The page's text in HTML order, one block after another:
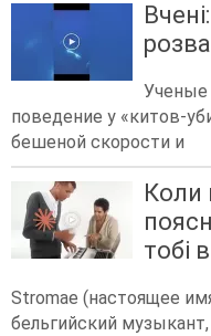
Ученые
поведение у «китов-
бешеной скорости и
Коли
тобі
Stromae (настоящее
бельгийский